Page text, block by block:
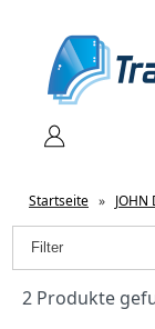
Startseite » JOHN
Filter
2 Produkte